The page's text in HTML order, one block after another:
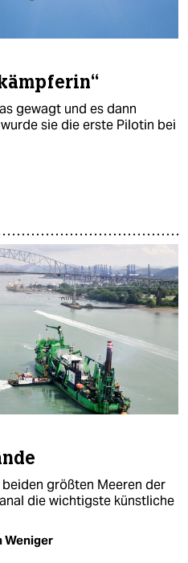
gewagt und es dann
sie die erste Pilotin bei
größten Meeren der
die wichtigste künstliche
Weniger